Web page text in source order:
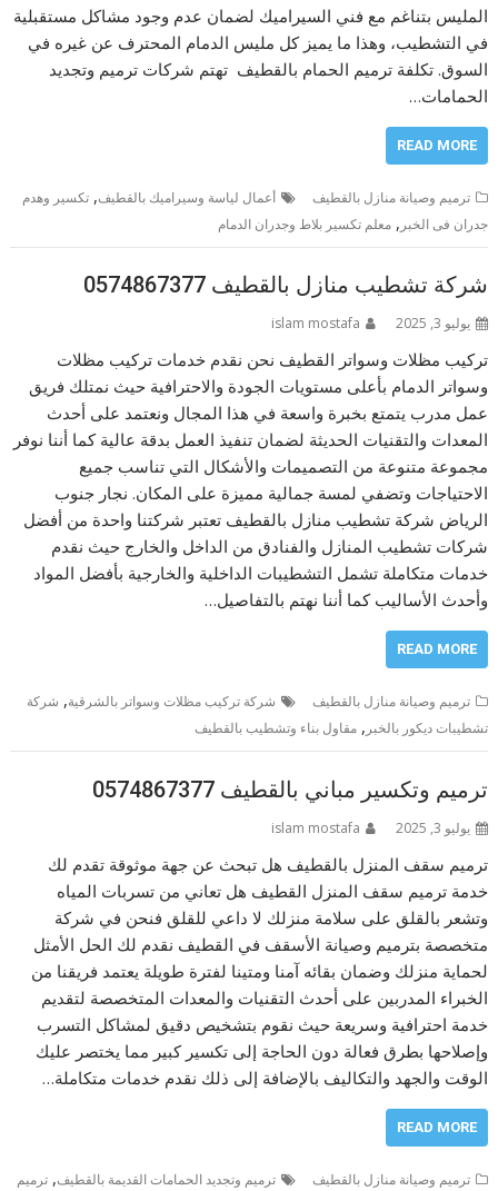
المليس بتناغم مع فني السيراميك لضمان عدم وجود مشاكل مستقبلية
في التشطيب، وهذا ما يميز كل مليس الدمام المحترف عن غيره في
السوق. تكلفة ترميم الحمام بالقطيف تهتم شركات ترميم وتجديد
الحمامات…
READ MORE
ترميم وصيانة منازل بالقطيف أعمال لياسة وسيراميك بالقطيف,تكسير وهدم
جدران فى الخبر ,معلم تكسير بلاط وجدران الدمام
شركة تشطيب منازل بالقطيف 0574867377
يوليو 3, 2025 islam mostafa
تركيب مظلات وسواتر القطيف نحن نقدم خدمات تركيب مظلات
وسواتر الدمام بأعلى مستويات الجودة والاحترافية حيث نمتلك فريق
عمل مدرب يتمتع بخبرة واسعة في هذا المجال ونعتمد على أحدث
المعدات والتقنيات الحديثة لضمان تنفيذ العمل بدقة عالية كما أننا نوفر
مجموعة متنوعة من التصميمات والأشكال التي تناسب جميع
الاحتياجات وتضفي لمسة جمالية مميزة على المكان. نجار جنوب
الرياض شركة تشطيب منازل بالقطيف تعتبر شركتنا واحدة من أفضل
شركات تشطيب المنازل والفنادق من الداخل والخارج حيث نقدم
خدمات متكاملة تشمل التشطيبات الداخلية والخارجية بأفضل المواد
وأحدث الأساليب كما أننا نهتم بالتفاصيل…
READ MORE
ترميم وصيانة منازل بالقطيف شركة تركيب مظلات وسواتر بالشرقية, شركة
تشطيبات ديكور بالخبر ,مقاول بناء وتشطيب بالقطيف
ترميم وتكسير مباني بالقطيف 0574867377
يوليو 3, 2025 islam mostafa
ترميم سقف المنزل بالقطيف هل تبحث عن جهة موثوقة تقدم لك
خدمة ترميم سقف المنزل القطيف هل تعاني من تسربات المياه
وتشعر بالقلق على سلامة منزلك لا داعي للقلق فنحن في شركة
متخصصة بترميم وصيانة الأسقف في القطيف نقدم لك الحل الأمثل
لحماية منزلك وضمان بقائه آمنا ومتينا لفترة طويلة يعتمد فريقنا من
الخبراء المدربين على أحدث التقنيات والمعدات المتخصصة لتقديم
خدمة احترافية وسريعة حيث نقوم بتشخيص دقيق لمشاكل التسرب
وإصلاحها بطرق فعالة دون الحاجة إلى تكسير كبير مما يختصر عليك
الوقت والجهد والتكاليف بالإضافة إلى ذلك نقدم خدمات متكاملة…
READ MORE
ترميم وصيانة منازل بالقطيف ترميم وتجديد الحمامات القديمة بالقطيف,ترميم